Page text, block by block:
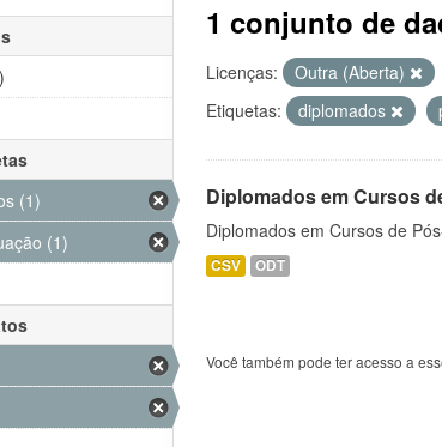
1 conjunto de
Licenças: Outra (Aberta)
Etiquetas:
diplomados
Diplomados em Cursos
Diplomados em Cursos de
CSV ODT
Você também pode ter acesso a
(1)
(1)